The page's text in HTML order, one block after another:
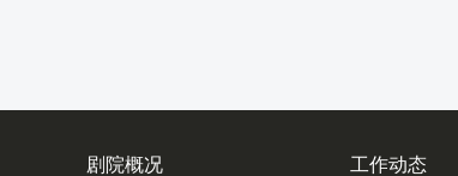
剧院概况 工作动态